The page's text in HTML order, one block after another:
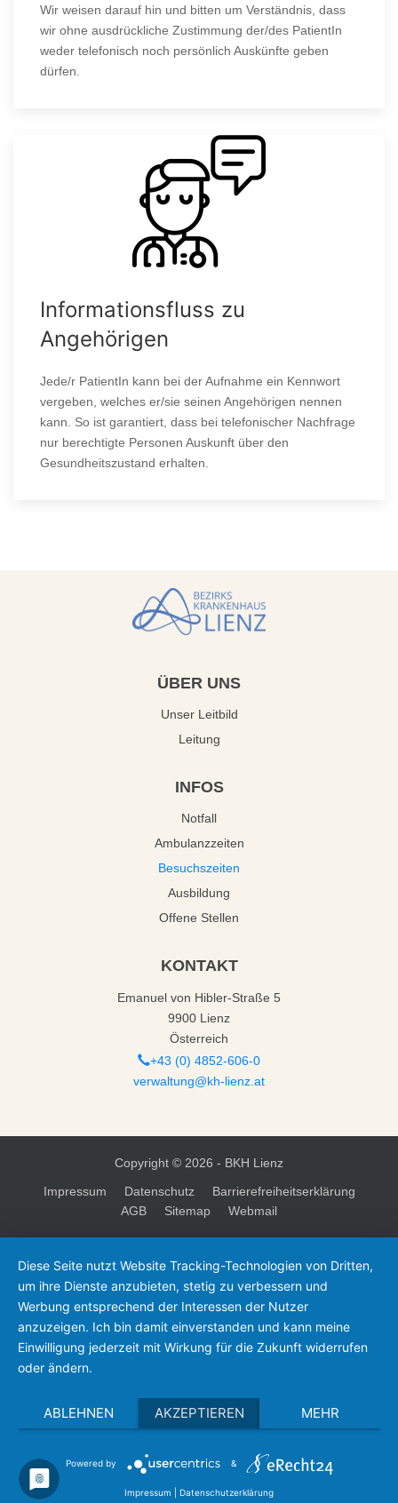
Wir weisen darauf hin und bitten um Verständnis, dass
wir ohne ausdrückliche Zustimmung der/des PatientIn
weder telefonisch noch persönlich Auskünfte geben
dürfen.
Informationsfluss zu
Angehörigen
Jede/r PatientIn kann bei der Aufnahme ein Kennwort
vergeben, welches er/sie seinen Angehörigen nennen
kann. So ist garantiert, dass bei telefonischer Nachfrage
nur berechtigte Personen Auskunft über den
Gesundheitszustand erhalten.
ÜBER UNS
Unser Leitbild
Leitung
INFOS
Notfall
Ambulanzzeiten
Besuchszeiten
Ausbildung
Offene Stellen
KONTAKT
Emanuel von Hibler-Straße 5
9900 Lienz
Österreich
+43 (0) 4852-606-0
verwaltung@kh-lienz.at
Copyright © 2026 - BKH Lienz
Impressum
Datenschutz
Barrierefreiheitserklärung
AGB
Sitemap Webmail
Diese Seite nutzt Website Tracking-Technologien von Dritten,
um ihre Dienste anzubieten, stetig zu verbessern und
Werbung entsprechend der Interessen der Nutzer
anzuzeigen. Ich bin damit einverstanden und kann meine
Einwilligung jederzeit mit Wirkung für die Zukunft widerrufen
oder ändern.
ABLEHNEN AKZEPTIEREN MEHR
Powered by &
Impressum Datenschutzerklärung